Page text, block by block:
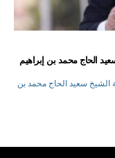
الحاج محمد بن إبراهيم
الشيخ سعيد الحاج محمد بن